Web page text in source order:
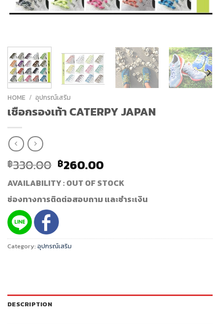
HOME / อุปกรณ์เสริม
เชือกรองเท้า CATERPY JAPAN
฿330.00 ฿260.00
AVAILABILITY : OUT OF STOCK
ช่องทางการติดต่อสอบถาม และชำระเงิน
Category: อุปกรณ์เสริม
DESCRIPTION